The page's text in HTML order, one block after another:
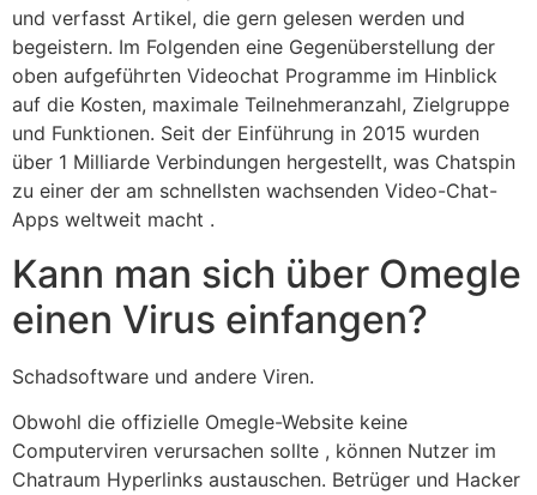
und verfasst Artikel, die gern gelesen werden und
begeistern. Im Folgenden eine Gegenüberstellung der
oben aufgeführten Videochat Programme im Hinblick
auf die Kosten, maximale Teilnehmeranzahl, Zielgruppe
und Funktionen. Seit der Einführung in 2015 wurden
über 1 Milliarde Verbindungen hergestellt, was Chatspin
zu einer der am schnellsten wachsenden Video-Chat-
Apps weltweit macht .
Kann man sich über Omegle
einen Virus einfangen?
Schadsoftware und andere Viren.
Obwohl die offizielle Omegle-Website keine
Computerviren verursachen sollte , können Nutzer im
Chatraum Hyperlinks austauschen. Betrüger und Hacker